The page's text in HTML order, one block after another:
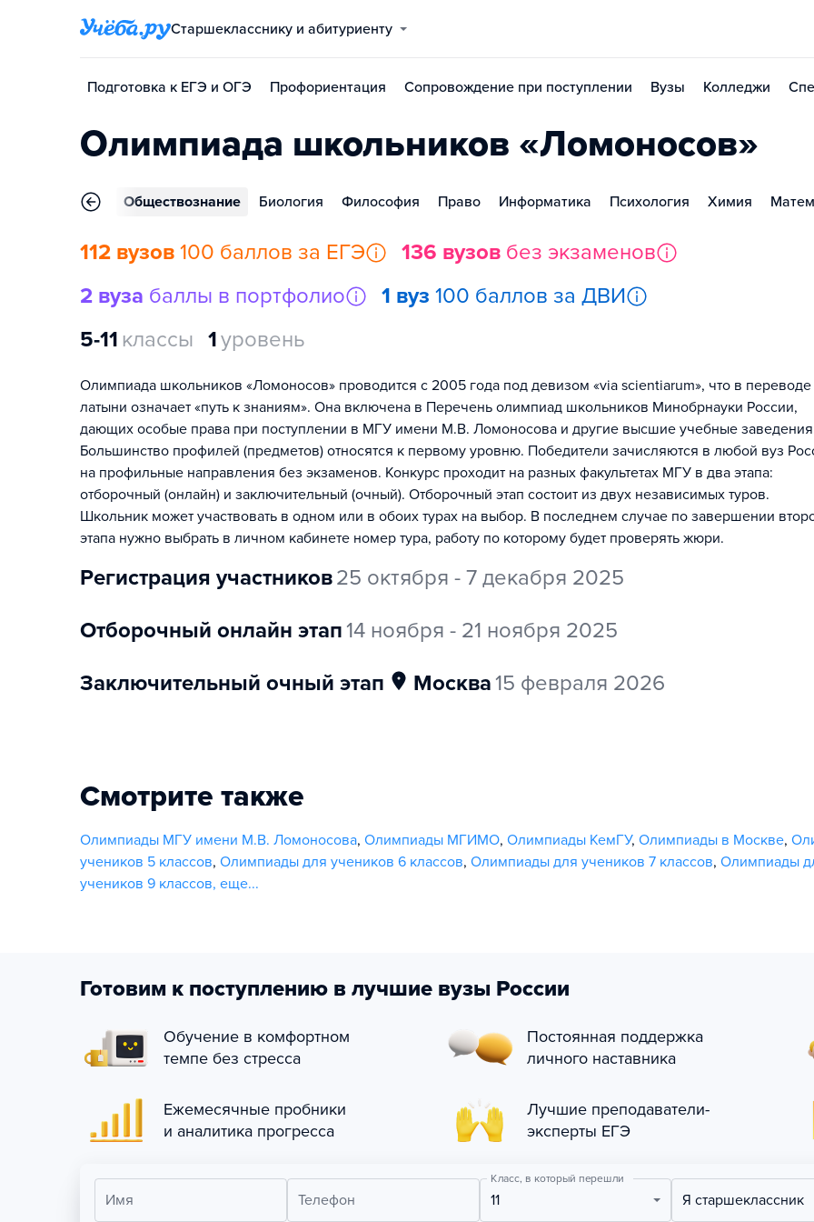
Старшекласснику и абитуриенту
Подготовка к ЕГЭ и ОГЭ Профориентация Сопровождение при поступлении Вузы Колледжи
Олимпиада школьников «Ломоносов»
История Обществознание Биология Философия Право Информатика Психология Химия
112 вузов 100 баллов за ЕГЭ 136 вузов без экзаменов
2 вуза баллы в портфолио 1 вуз 100 баллов за ДВИ
5-11 классы 1уровень
Олимпиада школьников «Ломоносов» проводится с 2005 года под девизом «via scientiarum», что в переводе
латыни означает «путь к знаниям». Она включена в Перечень олимпиад школьников Минобрнауки России,
дающих особые права при поступлении в МГУ имени М.В. Ломоносова и другие высшие учебные
Большинство профилей (предметов) относятся к первому уровню. Победители зачисляются в любой вуз
на профильные направления без экзаменов. Конкурс проходит на разных факультетах МГУ в два этапа:
отборочный (онлайн) и заключительный (очный). Отборочный этап состоит из двух независимых туров.
Школьник может участвовать в одном или в обоих турах на выбор. В последнем случае по завершении
этапа нужно выбрать в личном кабинете номер тура, работу по которому будет проверять жюри.
регистрация участников25 октября - 7 декабря 2025
отборочный онлайн этап 14 ноября - 21 ноября 2025
заключительный очный этап
Москва 15 февраля 2026
Смотрите также
Олимпиады МГУ имени М.В. Ломоносова, Олимпиады МГИМО, Олимпиады КемГУ, Олимпиады в Москве,
учеников 5 классов, Олимпиады для учеников 6 классов, Олимпиады для учеников 7 классов, Олимпиады
учеников 9 классов, еще...
Готовим к поступлению в лучшие вузы России
Обучение в комфортном
темпе без стресса
Постоянная поддержка
личного наставника
Ежемесячные пробники
и аналитика прогресса
Лучшие преподаватели-
эксперты ЕГЭ
Имя Телефон
Класс, в который перешли
11 Я старшеклассник